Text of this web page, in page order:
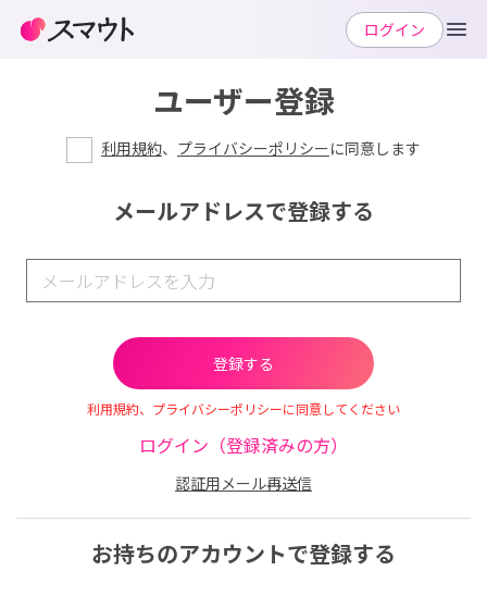
ユーザー登録
利用規約、 プライバシーポリシーに同意します
メールアドレスで登録する
利用規約、プライバシーポリシーに同意してください
ログイン（登録済みの方）
認証用メール再送信
お持ちのアカウントで登録する
ログイン